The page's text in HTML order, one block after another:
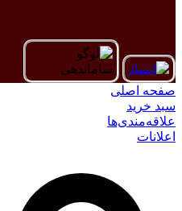
صفحه اصلی
سبد خرید
علاقه‌مندی‌ها
اعلانات